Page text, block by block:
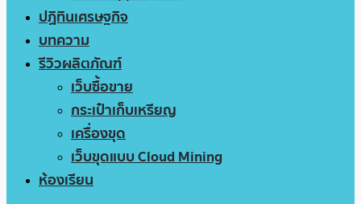
ปฏิทินเศรษฐกิจ
บทความ
รีวิวผลิตภัณฑ์
เว็บซื้อขาย
กระเป๋าเก็บเหรียญ
เครื่องขุด
เว็บขุดแบบ Cloud Mining
ห้องเรียน